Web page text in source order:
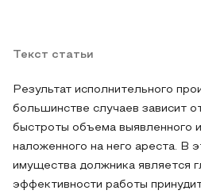
Текст статьи
Результат исполнительного
большинстве случаев зависит
быстроты объема выявленного
наложенного на него ареста. В
имущества должника является
эффективности работы